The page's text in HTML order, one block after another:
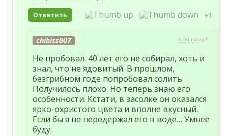
Ответить +1
chibiss007 8 лет назад #
Не пробовал. 40 лет его не собирал, хоть и
знал, что не ядовитый. В прошлом,
безгрибном годе попробовал солить.
Получилось плохо. Но теперь знаю его
особенности. Кстати, в засолке он оказался
ярко-охристого цвета и вполне вкусный.
Если бы я не передержал его в воде… Умнее
буду.